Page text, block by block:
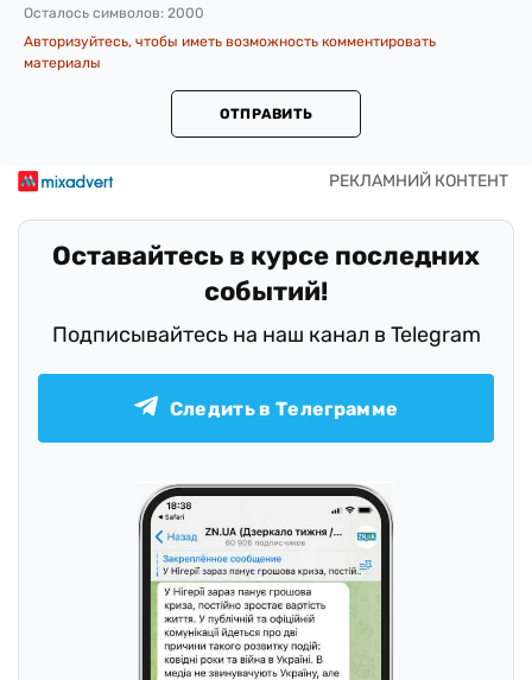
Осталось символов: 2000
Авторизуйтесь, чтобы иметь возможность комментировать
материалы
ОТПРАВИТЬ
Оставайтесь в курсе последних
событий!
Подписывайтесь на наш канал в Telegram
Следить в Телеграмме